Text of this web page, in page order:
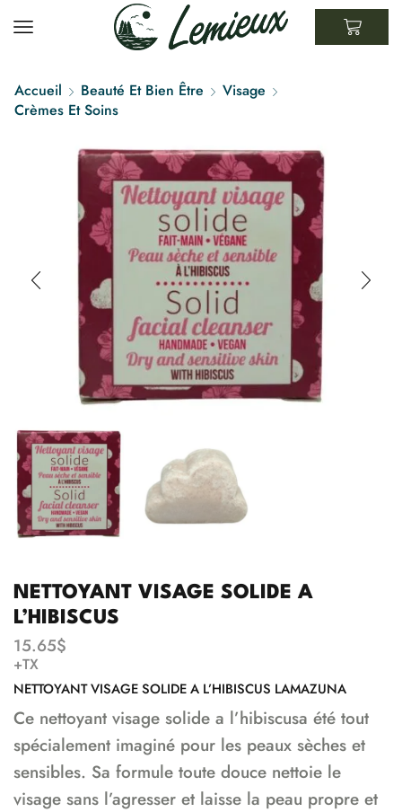
Accueil Beauté Et Bien Être
Visage
Crèmes Et Soins
NETTOYANT VISAGE SOLIDE A
L’HIBISCUS
15.65$
+TX
NETTOYANT VISAGE SOLIDE A L’HIBISCUS LAMAZUNA
Ce nettoyant visage solide a l’hibiscusa été tout
spécialement imaginé pour les peaux sèches et
sensibles. Sa formule toute douce nettoie le
visage sans l’agresser et laisse la peau propre et